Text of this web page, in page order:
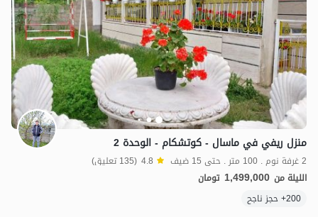
منزل ريفي في ماسال - كوتشكام - الوحدة 2
2 غرفة نوم . 100 متر . حتى 15 ضيف 4.8 (135 تعليق)
الليلة من 1,499,000 تومان
200+ حجز ناجح